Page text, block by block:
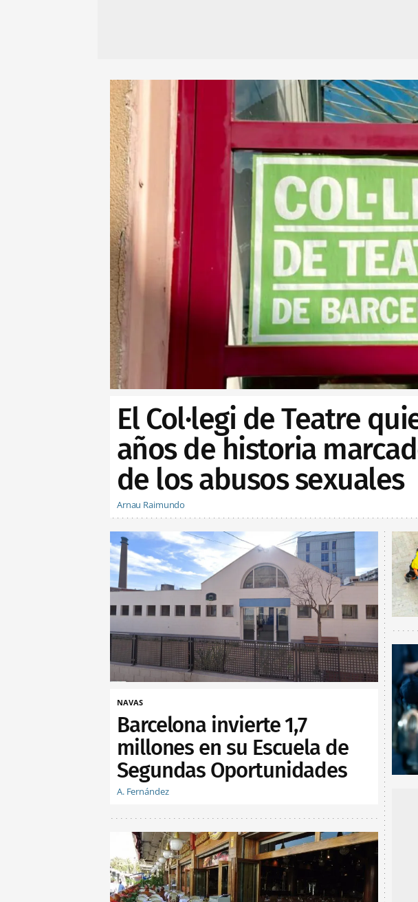
El Col·legi de Teatre
años de historia
de los abusos sexuales
Arnau Raimundo
NAVAS
Barcelona invierte 1,7
millones en su Escuela de
Segundas Oportunidades
A. Fernández